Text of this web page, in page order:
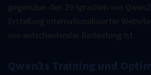
gegenüber den 29 Sprachen von
Erstellung internationalisierter
von entscheidender Bedeutung ist.
Qwen3s Training und